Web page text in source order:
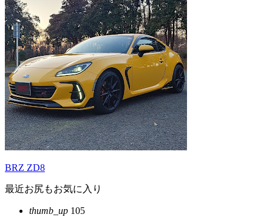
BRZ ZD8
最近お尻もお気に入り
thumb_up 105